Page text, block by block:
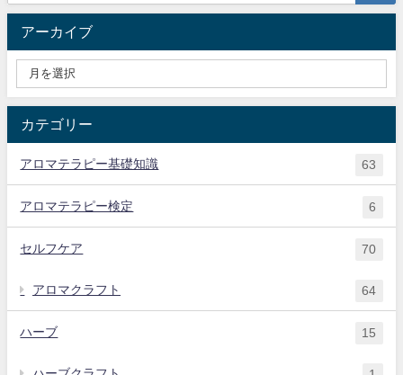
アーカイブ
カテゴリー
アロマテラピー基礎知識 63
アロマテラピー検定 6
セルフケア 70
アロマクラフト 64
ハーブ 15